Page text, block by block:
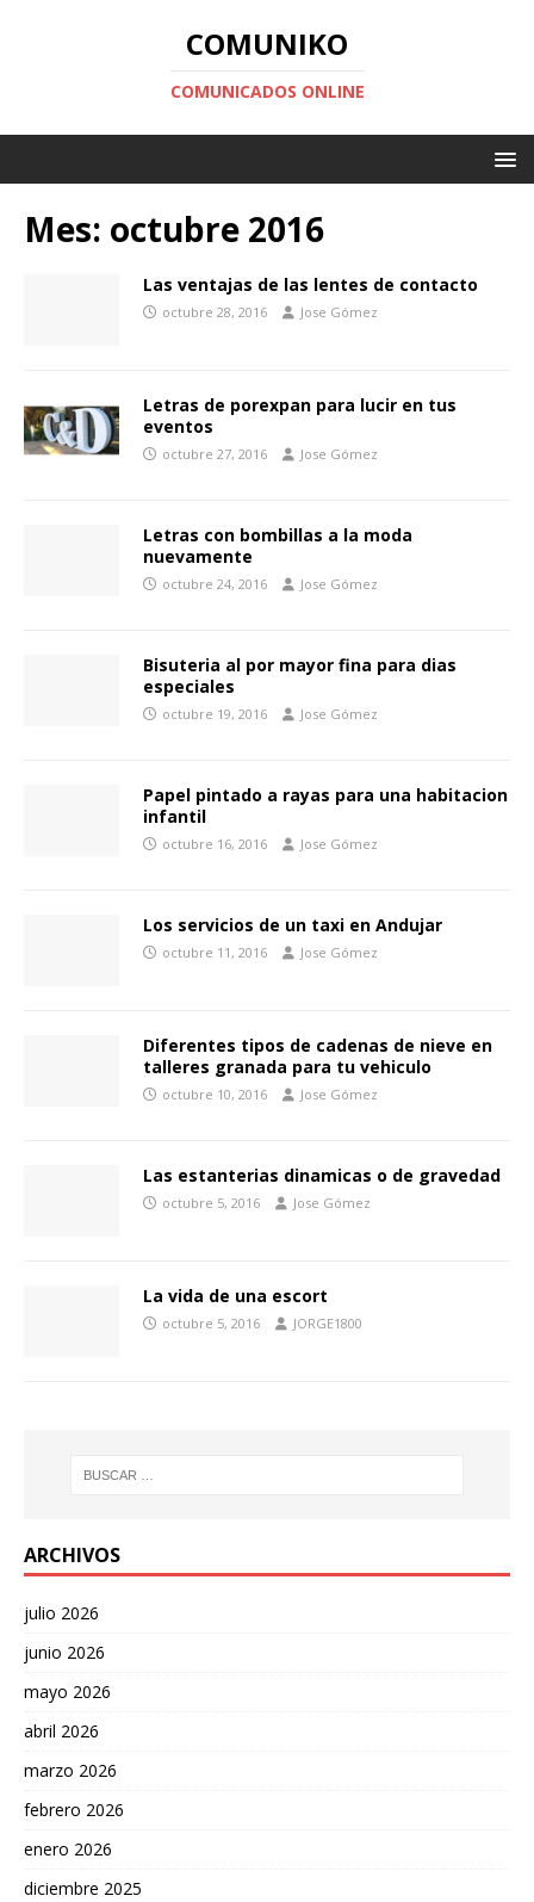
COMUNIKO
COMUNICADOS ONLINE
Mes: octubre 2016
Las ventajas de las lentes de contacto
octubre 28, 2016 Jose Gómez
Letras de porexpan para lucir en tus
eventos
octubre 27, 2016 Jose Gómez
Letras con bombillas a la moda
nuevamente
octubre 24, 2016 Jose Gómez
Bisuteria al por mayor fina para dias
especiales
octubre 19, 2016 Jose Gómez
Papel pintado a rayas para una habitacion
infantil
octubre 16, 2016 Jose Gómez
Los servicios de un taxi en Andujar
octubre 11, 2016 Jose Gómez
Diferentes tipos de cadenas de nieve en
talleres granada para tu vehiculo
octubre 10, 2016 Jose Gómez
Las estanterias dinamicas o de gravedad
octubre 5, 2016 Jose Gómez
La vida de una escort
octubre 5, 2016 JORGE1800
ARCHIVOS
julio 2026
junio 2026
mayo 2026
abril 2026
marzo 2026
febrero 2026
enero 2026
diciembre 2025